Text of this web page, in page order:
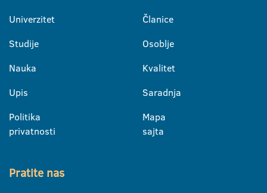
Univerzitet
Studije
Nauka
Upis
Politika
privatnosti
Članice
Osoblje
Kvalitet
Saradnja
Mapa
sajta
Pratite nas